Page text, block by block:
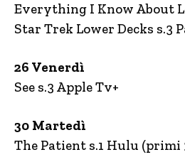
Everything I Know About
Star Trek Lower Decks s.3
26 Venerdì
See s.3 Apple Tv+
30 Martedì
The Patient s.1 Hulu (primi